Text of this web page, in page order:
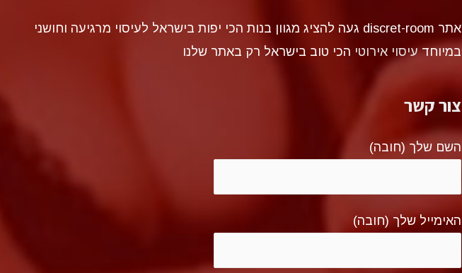
אתר discret-room געה להציג מגוון בנות הכי יפות בישראל לעיסוי מרגיעה וחושני
במיוחדעיסוי אירוטי הכי טוב בישראל רק באתר שלנו
צור קשר
השם שלך (חובה)
האימייל שלך (חובה)